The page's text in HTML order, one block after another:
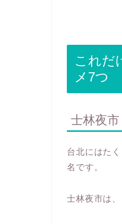
これだ
メ7つ
士林夜
台北にはた
名です。
士林夜市は